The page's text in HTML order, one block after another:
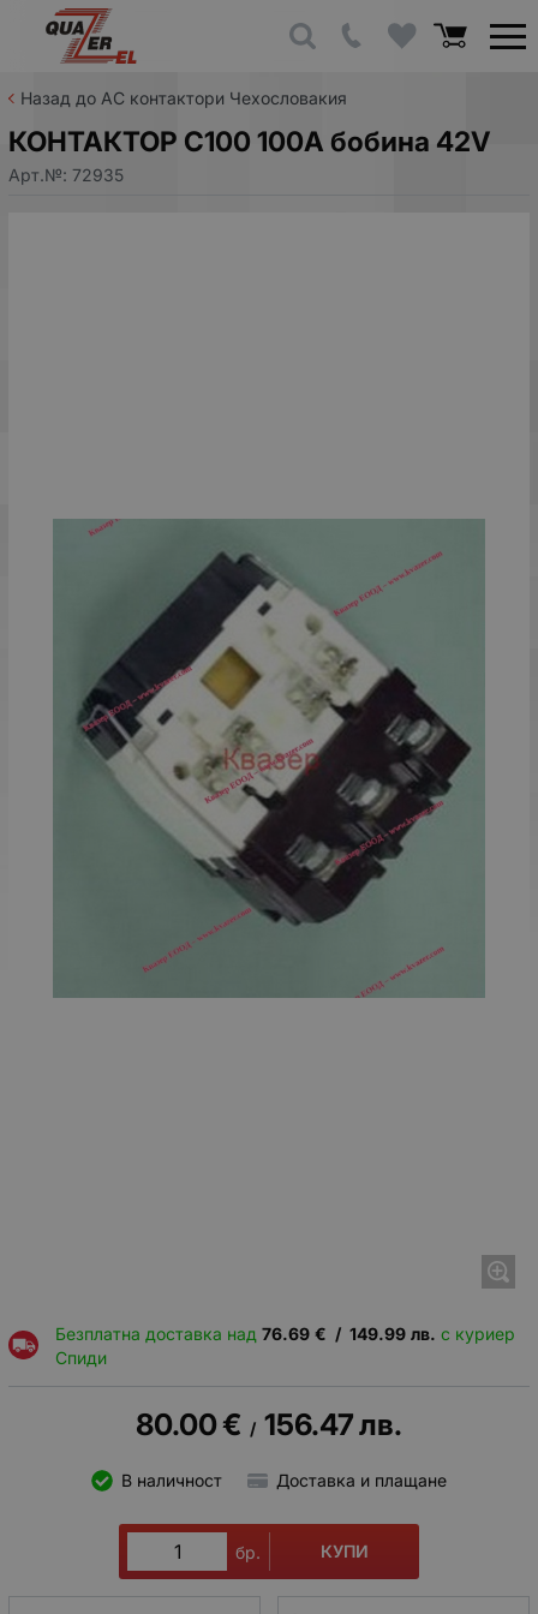
Назад до AC контактори Чехословакия
КОНТАКТОР C100 100A бобина 42V
Арт.№: 72935
Безплатна доставка над 76.69 € / 149.99 лв. с куриер
Спиди
80.00€ / 156.47лв.
В наличност Доставка и плащане
бр. КУПИ